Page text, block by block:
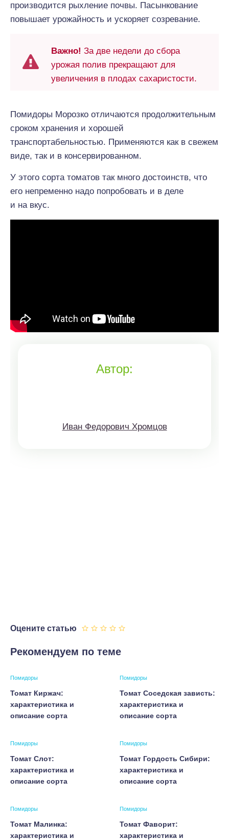
производится рыхление почвы. Пасынкование
повышает урожайность и ускоряет созревание.
Важно! За две недели до сбора
урожая полив прекращают для
увеличения в плодах сахаристости.
Помидоры Морозко отличаются продолжительным
сроком хранения и хорошей
транспортабельностью. Применяются как в свежем
виде, так и в консервированном.
У этого сорта томатов так много достоинств, что
его непременно надо попробовать и в деле
и на вкус.
Автор:
Иван Федорович Хромцов
Оцените статью
Рекомендуем по теме
Помидоры
Томат Киржач:
характеристика и
описание сорта
Помидоры
Томат Соседская зависть:
характеристика и
описание сорта
Помидоры
Томат Слот:
характеристика и
описание сорта
Помидоры
Томат Гордость Сибири:
характеристика и
описание сорта
Помидоры
Томат Малинка:
характеристика и
Помидоры
Томат Фаворит:
характеристика и